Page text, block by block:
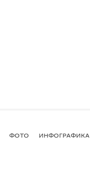
ФОТО ИНФОГРАФИКА